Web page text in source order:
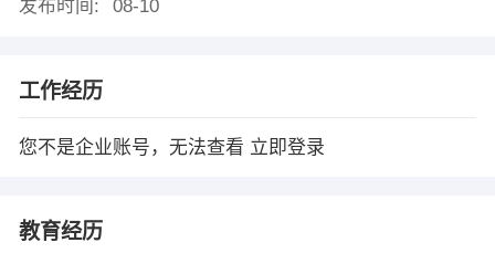
发布时间:
08-10
工作经历
您不是企业账号，无法查看 立即登录
教育经历